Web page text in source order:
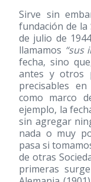
Sirve sin
fundación de la
de julio de
llamamos “sus
fecha, sino
antes y otros
precisables
como marco
ejemplo, la
sin agregar
nada o muy
pasa si
de otras
primeras